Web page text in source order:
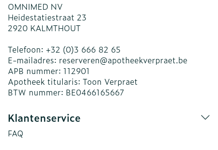
OMNIMED NV
Heidestatiestraat 23
2920 KALMTHOUT
Telefoon: +32 (0)3 666 82 65
E-mailadres: reserveren@apotheekverpraet.be
APB nummer: 112901
Apotheek titularis: Toon Verpraet
BTW nummer: BE0466165667
Klantenservice
FAQ